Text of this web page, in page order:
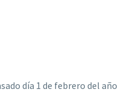
día 1 de febrero del año